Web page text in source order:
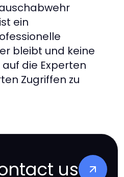
ein
bleibt und keine
die Experten
Zugriffen zu
us